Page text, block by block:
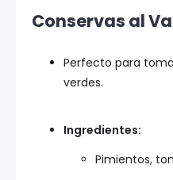
Conservas al
Perfecto para
verdes.
Ingredientes:
Pimientos,